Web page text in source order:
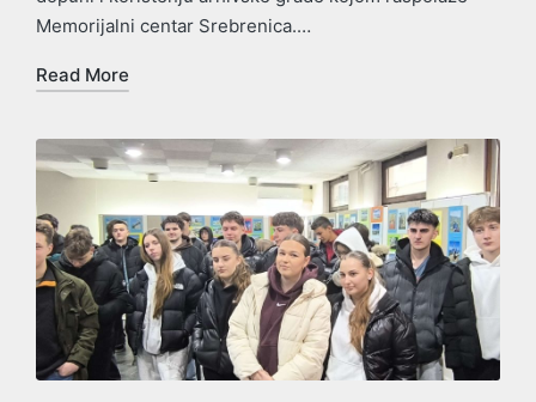
Memorijalni centar Srebrenica.…
Read More